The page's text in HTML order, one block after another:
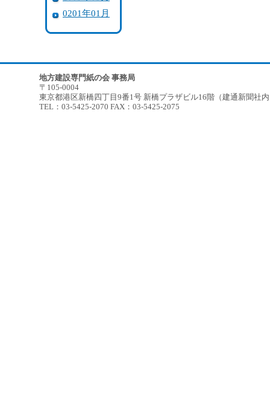
0201年01月
地方建設専門紙の会 事務局
〒105-0004
東京都港区新橋四丁目9番1号 新橋プラザビル16階（建通新聞社
TEL：03-5425-2070 FAX：03-5425-2075